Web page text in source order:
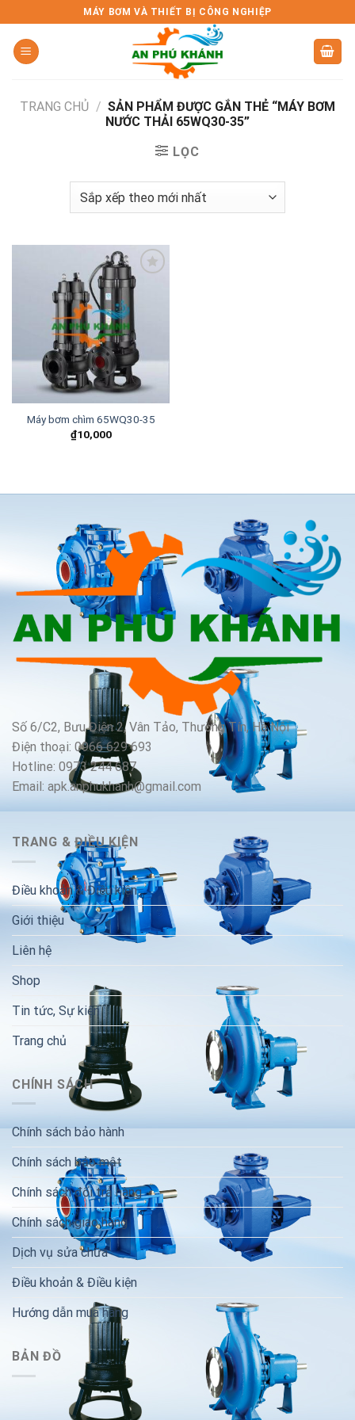
to
content
MÁY BƠM VÀ THIẾT BỊ CÔNG NGHIỆP
TRANG CHỦ / SẢN PHẨM ĐƯỢC GẮN THẺ “MÁY BƠM
NƯỚC THẢI 65WQ30-35”
LỌC
wishlist
Máy bơm chìm 65WQ30-35
₫10,000
Số 6/C2, Bưu Điện 2, Vân Tảo, Thường Tín, Hà Nội
Điện thoại: 0966 629 693
Hotline: 0973 244 687
Email: apk.anphukhanh@gmail.com
TRANG & ĐIỀU KIỆN
Điều khoản & Điều kiện
Giới thiệu
Liên hệ
Shop
Tin tức, Sự kiện
Trang chủ
CHÍNH SÁCH
Chính sách bảo hành
Chính sách bảo mật
Chính sách đổi trả hàng
Chính sách giao hàng
Dịch vụ sửa chữa
Điều khoản & Điều kiện
Hướng dẫn mua hàng
BẢN ĐỒ